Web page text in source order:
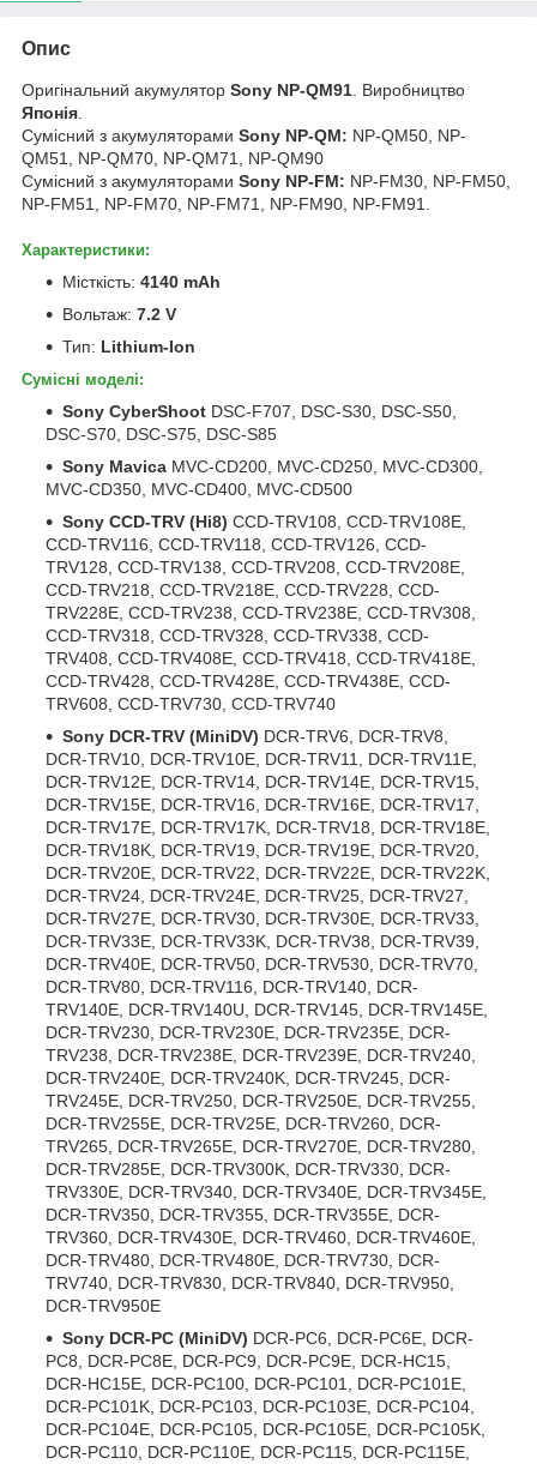
Опис
Оригінальний акумулятор Sony NP-QM91 . Виробництво
Японія
Сумісний з акумуляторами Sony NP-QM: NP-QM50, NP-
QM51, NP-QM70, NP-QM71, NP-QM90
Сумісний з акумуляторами Sony NP-FM: NP-FM30, NP-FM50,
NP-FM51, NP-FM70, NP-FM71, NP-FM90, NP-FM91.
Характеристики:
Місткість: 4140 mAh
Вольтаж: 7.2 V
Тип: Lithium-Ion
Сумісні моделі:
Sony CyberShoot DSC-F707, DSC-S30, DSC-S50,
DSC-S70, DSC-S75, DSC-S85
Sony Mavica MVC-CD200, MVC-CD250, MVC-CD300,
MVC-CD350, MVC-CD400, MVC-CD500
Sony CCD-TRV (Hi8) CCD-TRV108, CCD-TRV108E,
CCD-TRV116, CCD-TRV118, CCD-TRV126, CCD-
TRV128, CCD-TRV138, CCD-TRV208, CCD-TRV208E,
CCD-TRV218, CCD-TRV218E, CCD-TRV228, CCD-
TRV228E, CCD-TRV238, CCD-TRV238E, CCD-TRV308,
CCD-TRV318, CCD-TRV328, CCD-TRV338, CCD-
TRV408, CCD-TRV408E, CCD-TRV418, CCD-TRV418E,
CCD-TRV428, CCD-TRV428E, CCD-TRV438E, CCD-
TRV608, CCD-TRV730, CCD-TRV740
Sony DCR-TRV (MiniDV) DCR-TRV6, DCR-TRV8,
DCR-TRV10, DCR-TRV10E, DCR-TRV11, DCR-TRV11E,
DCR-TRV12E, DCR-TRV14, DCR-TRV14E, DCR-TRV15,
DCR-TRV15E, DCR-TRV16, DCR-TRV16E, DCR-TRV17,
DCR-TRV17E, DCR-TRV17K, DCR-TRV18, DCR-TRV18E,
DCR-TRV18K, DCR-TRV19, DCR-TRV19E, DCR-TRV20,
DCR-TRV20E, DCR-TRV22, DCR-TRV22E, DCR-TRV22K,
DCR-TRV24, DCR-TRV24E, DCR-TRV25, DCR-TRV27,
DCR-TRV27E, DCR-TRV30, DCR-TRV30E, DCR-TRV33,
DCR-TRV33E, DCR-TRV33K, DCR-TRV38, DCR-TRV39,
DCR-TRV40E, DCR-TRV50, DCR-TRV530, DCR-TRV70,
DCR-TRV80, DCR-TRV116, DCR-TRV140, DCR-
TRV140E, DCR-TRV140U, DCR-TRV145, DCR-TRV145E,
DCR-TRV230, DCR-TRV230E, DCR-TRV235E, DCR-
TRV238, DCR-TRV238E, DCR-TRV239E, DCR-TRV240,
DCR-TRV240E, DCR-TRV240K, DCR-TRV245, DCR-
TRV245E, DCR-TRV250, DCR-TRV250E, DCR-TRV255,
DCR-TRV255E, DCR-TRV25E, DCR-TRV260, DCR-
TRV265, DCR-TRV265E, DCR-TRV270E, DCR-TRV280,
DCR-TRV285E, DCR-TRV300K, DCR-TRV330, DCR-
TRV330E, DCR-TRV340, DCR-TRV340E, DCR-TRV345E,
DCR-TRV350, DCR-TRV355, DCR-TRV355E, DCR-
TRV360, DCR-TRV430E, DCR-TRV460, DCR-TRV460E,
DCR-TRV480, DCR-TRV480E, DCR-TRV730, DCR-
TRV740, DCR-TRV830, DCR-TRV840, DCR-TRV950,
DCR-TRV950E
Sony DCR-PC (MiniDV) DCR-PC6, DCR-PC6E, DCR-
PC8, DCR-PC8E, DCR-PC9, DCR-PC9E, DCR-HC15,
DCR-HC15E, DCR-PC100, DCR-PC101, DCR-PC101E,
DCR-PC101K, DCR-PC103, DCR-PC103E, DCR-PC104,
DCR-PC104E, DCR-PC105, DCR-PC105E, DCR-PC105K,
DCR-PC110, DCR-PC110E, DCR-PC115, DCR-PC115E,